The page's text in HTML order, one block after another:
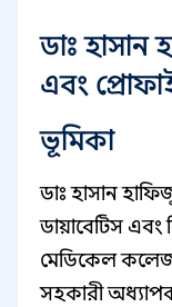
ডাঃ হাসান
এবং
ভূমিকা
ডাঃ হাসান
ডায়াবেটিস এবং
মেডিকেল কলেজ
সহকারী